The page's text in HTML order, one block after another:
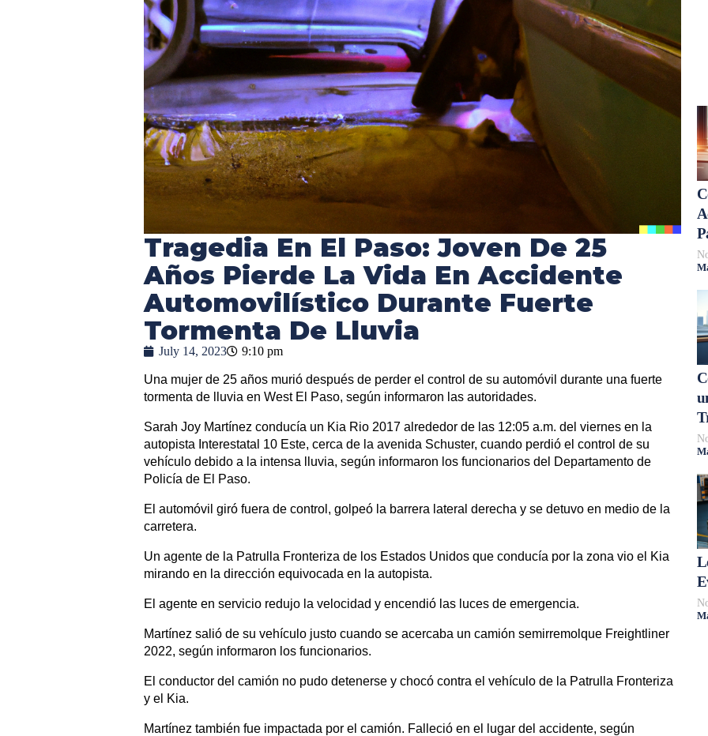
Tragedia En El Paso: Joven De 25
Años Pierde La Vida En Accidente
Automovilístico Durante Fuerte
Tormenta De Lluvia
July 14, 2023 9:10 pm
Una mujer de 25 años murió después de perder el control de su automóvil durante una fuerte
tormenta de lluvia en West El Paso, según informaron las autoridades.
Sarah Joy Martínez conducía un Kia Rio 2017 alrededor de las 12:05 a.m. del viernes en la
autopista Interestatal 10 Este, cerca de la avenida Schuster, cuando perdió el control de su
vehículo debido a la intensa lluvia, según informaron los funcionarios del Departamento de
Policía de El Paso.
El automóvil giró fuera de control, golpeó la barrera lateral derecha y se detuvo en medio de la
carretera.
Un agente de la Patrulla Fronteriza de los Estados Unidos que conducía por la zona vio el Kia
mirando en la dirección equivocada en la autopista.
El agente en servicio redujo la velocidad y encendió las luces de emergencia.
Martínez salió de su vehículo justo cuando se acercaba un camión semirremolque Freightliner
2022, según informaron los funcionarios.
El conductor del camión no pudo detenerse y chocó contra el vehículo de la Patrulla Fronteriza
y el Kia.
Martínez también fue impactada por el camión. Falleció en el lugar del accidente, según